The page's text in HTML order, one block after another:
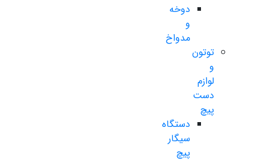
دوخه
و
مدواخ
توتون
و
لوازم
دست
پیچ
دستگاه
سیگار
پیچ